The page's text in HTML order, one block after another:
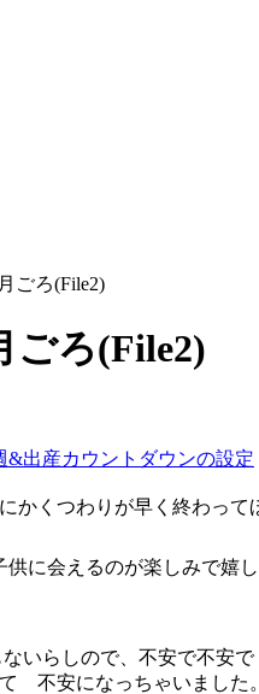
ごろ(File2)
ごろ(File2)
&出産カウントダウンの設定
かくつわりが早く終わって
に会えるのが楽しみで嬉し
いらしので、不安で不安
不安になっちゃいました。